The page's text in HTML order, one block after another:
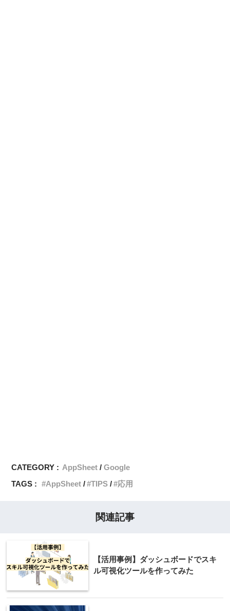
CATEGORY : AppSheet
Google
TAGS :
AppSheet TIPS 応用
関連記事
【活用事例】ダッシュボードでスキ
ル可視化ツールを作ってみた